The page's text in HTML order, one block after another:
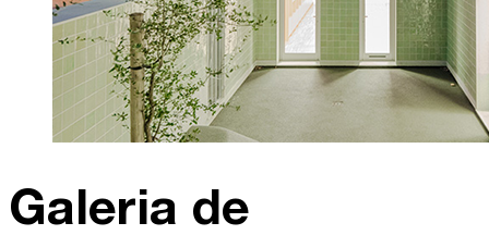
Galeria de